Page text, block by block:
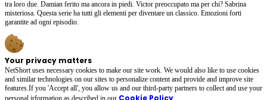
tra loro due. Damian ferito ma ancora in piedi. Victor preoccupato ma per chi? Sabrina
misteriosa. Questa serie ha tutti gli elementi per diventare un classico. Emozioni forti
garantite ad ogni episodio.
Your privacy matters
NetShort uses necessary cookies to make our site work. We would also like to use cookies
and similar technologies on our sites to personalize content and provide and improve site
features.If you 'Accept all', you allow us and our third-party partners to collect and use your
personal irformation as described in our Cookie Policy.